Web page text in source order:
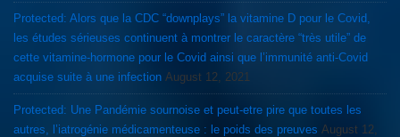
Protected: Alors que la CDC “downplays” la vitamine D pour le Covid,
les études sérieuses continuent à montrer le caractère “très utile” de
cette vitamine-hormone pour le Covid ainsi que l’immunité anti-Covid
acquise suite à une infection August 12, 2021
Protected: Une Pandémie sournoise et peut-etre pire que toutes les
autres, l’iatrogénie médicamenteuse : le poids des preuves August 12,